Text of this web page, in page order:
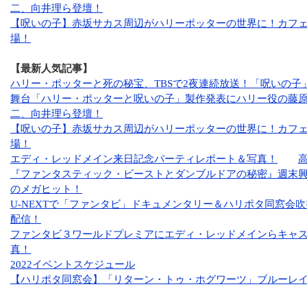
二、向井理ら登壇！
【呪いの子】赤坂サカス周辺がハリーポッターの世界に！カフ
場！
【最新人気記事】
ハリー・ポッターと死の秘宝、TBSで2夜連続放送！「呪いの子
舞台「ハリー・ポッターと呪いの子」製作発表にハリー役の藤
二、向井理ら登壇！
【呪いの子】赤坂サカス周辺がハリーポッターの世界に！カフ
場！
エディ・レッドメイン来日記念パーティレポート＆写真！
『ファンタスティック・ビーストとダンブルドアの秘密』週末
のメガヒット！
U-NEXTで「ファンタビ」ドキュメンタリー＆ハリポタ同窓会
配信！
ファンタビ３ワールドプレミアにエディ・レッドメインらキャ
真！
2022イベントスケジュール
【ハリポタ同窓会】「リターン・トゥ・ホグワーツ」ブルーレ